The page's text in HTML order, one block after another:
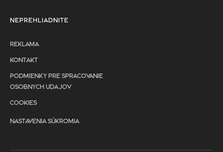
NEPREHLIADNITE
REKLAMA
KONTAKT
PODMIENKY PRE SPRACOVANIE
OSOBNYCH UDAJOV
COOKIES
NASTAVENIA SÚKROMIA